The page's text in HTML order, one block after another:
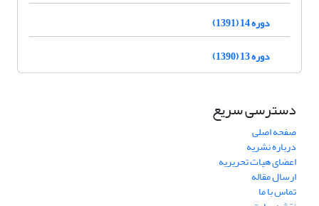
دوره 14 (1391)
دوره 13 (1390)
دسترسی سریع
صفحه اصلی
درباره نشریه
اعضای هیات تحریریه
ارسال مقاله
تماس با ما